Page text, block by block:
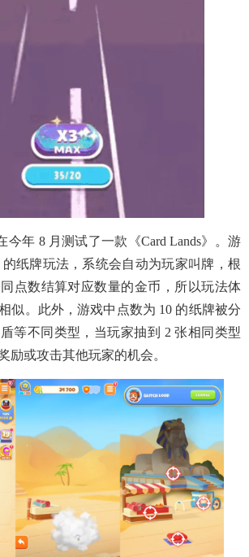
今年 8 月测试了一款《Card Lands》。游
纸牌玩法，系统会自动为玩家叫牌，根
点数结算对应数量的金币，所以玩法体
似。此外，游戏中点数为 10 的纸牌被分
等不同类型，当玩家抽到 2 张相同类型
励或攻击其他玩家的机会。